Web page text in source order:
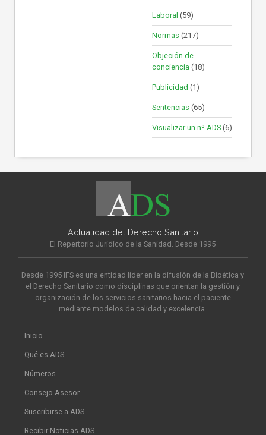
Laboral (59)
Normas (217)
Objeción de
conciencia (18)
Publicidad (1)
Sentencias (65)
Visualizar un nº ADS (6)
Actualidad del Derecho Sanitario
El Repertorio Jurídico de la Sanidad. Desde 1995
Desde 1995 IFS es una entidad líder en la difusión de la Bioética y
el Derecho Sanitario como disciplinas que orientan la gestión y
organización de los servicios sanitarios hacia el paciente
mediante modelos de calidad y excelencia.
Inicio
Qué es ADS
Números
Consejo Asesor
Suscribirse a ADS
Recibir Noticias ADS